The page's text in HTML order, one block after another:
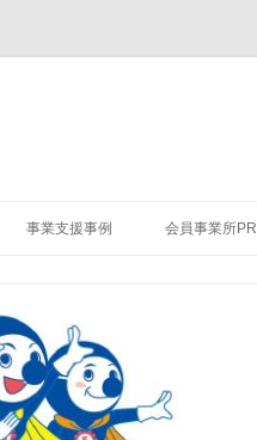
事業支援事例 会員事業所PR